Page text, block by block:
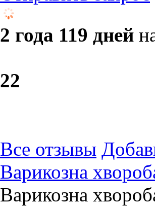
2 года 119 дней
22
Все отзывы
Варикозна
Варикозна